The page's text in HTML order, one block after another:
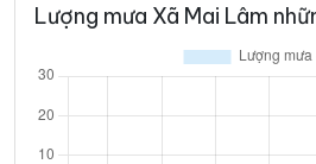
Lượng mưa Xã Mai Lâm